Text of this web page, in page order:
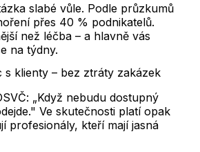
slabé vůle. Podle průzkumů
přes 40 % podnikatelů.
než léčba – a hlavně vás
na týdny.
s klienty – bez ztráty zakázek
„Když nebudu dostupný
Ve skutečnosti platí opak
profesionály, kteří mají jasná